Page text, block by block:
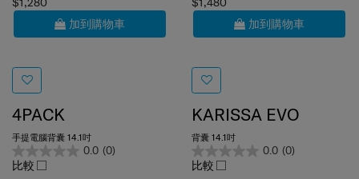
加到購物車
4PACK
手提電腦背囊 14.1吋
0.0
比較
加到購物車
KARISSA EVO
背囊 14.1吋
比較